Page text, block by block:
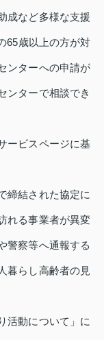
成など多様な支援
65歳以上の方が対
ンターへの申請が
ンターで相談でき
ービスページに基
締結された協定に
れる事業者が異変
警察等へ通報する
暮らし高齢者の見
活動について」に